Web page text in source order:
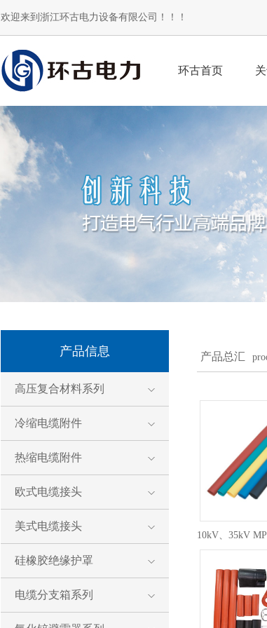
欢迎来到浙江环古电力设备有限公司！！！
环古首页
产品信息
高压复合材料系列
冷缩电缆附件
热缩电缆附件
欧式电缆接头
美式电缆接头
硅橡胶绝缘护罩
电缆分支箱系列
产品总汇
10kV、35kV